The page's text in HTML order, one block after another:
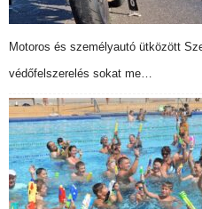
Motoros és személyautó ütközött
védőfelszerelés sokat me…